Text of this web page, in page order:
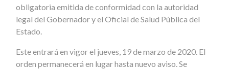
obligatoria emitida de conformidad con la autoridad
legal del Gobernador y el Oficial de Salud Pública del
Estado.
Este entrará en vigor el jueves, 19 de marzo de 2020. El
orden permanecerá en lugar hasta nuevo aviso. Se